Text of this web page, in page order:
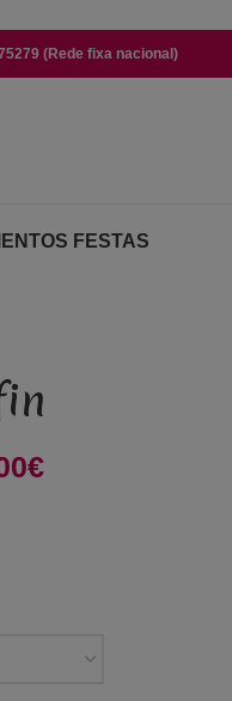
(Rede fixa nacional)
FESTAS
€